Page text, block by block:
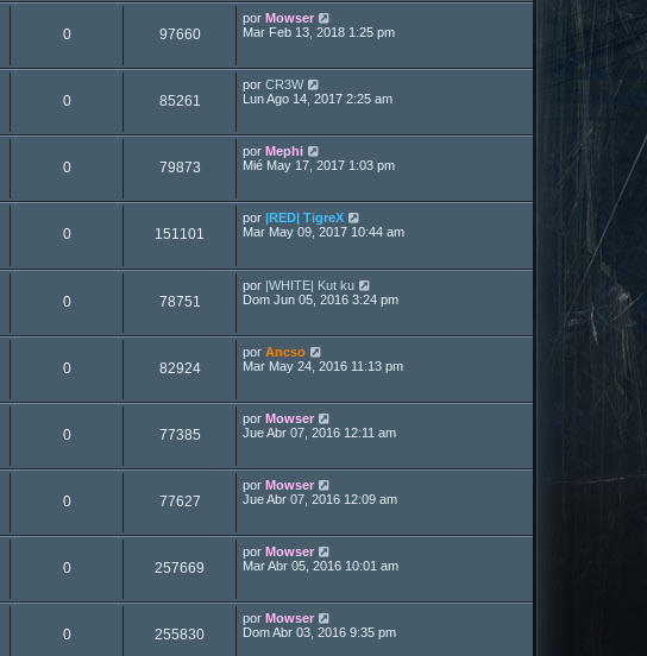
0 97660
por Mowser
Mar Feb 13, 2018 1:25 pm
0 85261
por CR3W
Lun Ago 14, 2017 2:25 am
0 79873
por Mephi
Mié May 17, 2017 1:03 pm
0 151101
por
|RED| TigreX
Mar May 09, 2017 10:44 am
0 78751
por |WHITE| Kut ku
Dom Jun 05, 2016 3:24 pm
0 82924
por Ancso
Mar May 24, 2016 11:13 pm
0 77385
por Mowser
Jue Abr 07, 2016 12:11 am
0 77627
por Mowser
Jue Abr 07, 2016 12:09 am
0 257669
por Mowser
Mar Abr 05, 2016 10:01 am
0 255830
por Mowser
Dom Abr 03, 2016 9:35 pm